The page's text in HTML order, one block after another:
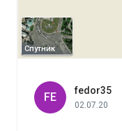
Спутник
FE
fedor35
02.07.20